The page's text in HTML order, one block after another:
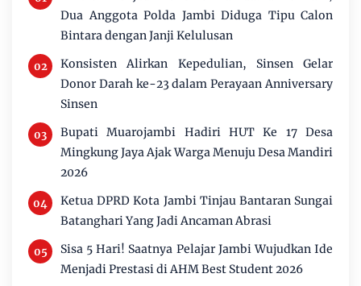
Dua Anggota Polda Jambi Diduga Tipu Calon
Bintara dengan Janji Kelulusan
Konsisten Alirkan Kepedulian, Sinsen Gelar
Donor Darah ke-23 dalam Perayaan Anniversary
Sinsen
Bupati Muarojambi Hadiri HUT Ke 17 Desa
Mingkung Jaya Ajak Warga Menuju Desa Mandiri
2026
Ketua DPRD Kota Jambi Tinjau Bantaran Sungai
Batanghari Yang Jadi Ancaman Abrasi
Sisa 5 Hari! Saatnya Pelajar Jambi Wujudkan Ide
Menjadi Prestasi di AHM Best Student 2026